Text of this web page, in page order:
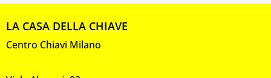
LA CASA DELLA CHIAVE
Centro Chiavi Milano